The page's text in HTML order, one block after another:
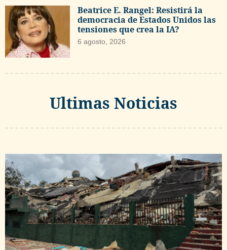
Beatrice E. Rangel: Resistirá la
democracia de Estados Unidos las
tensiones que crea la IA?
6 agosto, 2026
Ultimas Noticias